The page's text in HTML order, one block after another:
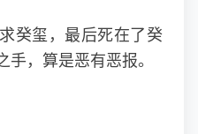
癸玺，最后死在了癸
手，算是恶有恶报。